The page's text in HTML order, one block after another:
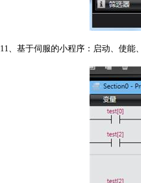
11、基于伺服的小程序：启动、使能